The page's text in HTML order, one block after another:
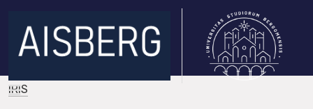
IRIS